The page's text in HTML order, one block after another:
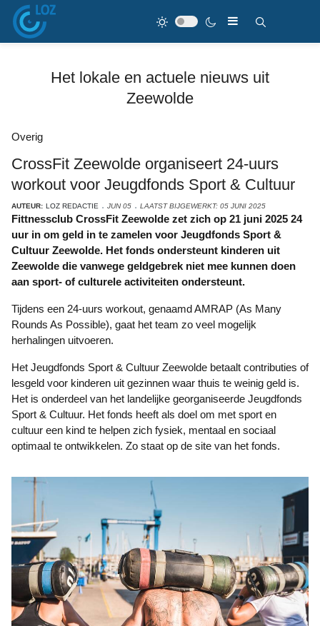
Het lokale en actuele nieuws uit
Zeewolde
Overig
CrossFit Zeewolde organiseert 24-uurs
workout voor Jeugdfonds Sport & Cultuur
AUTEUR: LOZ REDACTIE JUN 05 LAATST BIJGEWERKT: 05 JUNI 2025
Fittnessclub CrossFit Zeewolde zet zich op 21 juni 2025 24
uur in om geld in te zamelen voor Jeugdfonds Sport &
Cultuur Zeewolde. Het fonds ondersteunt kinderen uit
Zeewolde die vanwege geldgebrek niet mee kunnen doen
aan sport- of culturele activiteiten ondersteunt.
Tijdens een 24-uurs workout, genaamd AMRAP (As Many
Rounds As Possible), gaat het team zo veel mogelijk
herhalingen uitvoeren.
Het Jeugdfonds Sport & Cultuur Zeewolde betaalt contributies of
lesgeld voor kinderen uit gezinnen waar thuis te weinig geld is.
Het is onderdeel van het landelijke georganiseerde Jeugdfonds
Sport & Cultuur. Het fonds heeft als doel om met sport en
cultuur een kind te helpen zich fysiek, mentaal en sociaal
optimaal te ontwikkelen. Zo staat op de site van het fonds.